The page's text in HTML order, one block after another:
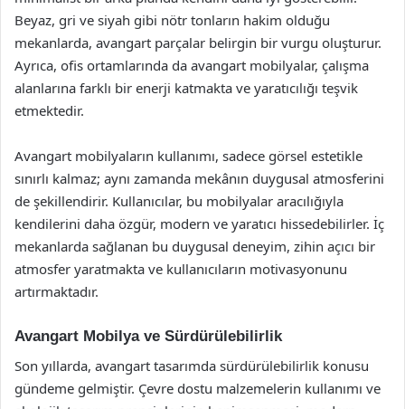
Beyaz, gri ve siyah gibi nötr tonların hakim olduğu
mekanlarda, avangart parçalar belirgin bir vurgu oluşturur.
Ayrıca, ofis ortamlarında da avangart mobilyalar, çalışma
alanlarına farklı bir enerji katmakta ve yaratıcılığı teşvik
etmektedir.
Avangart mobilyaların kullanımı, sadece görsel estetikle
sınırlı kalmaz; aynı zamanda mekânın duygusal atmosferini
de şekillendirir. Kullanıcılar, bu mobilyalar aracılığıyla
kendilerini daha özgür, modern ve yaratıcı hissedebilirler. İç
mekanlarda sağlanan bu duygusal deneyim, zihin açıcı bir
atmosfer yaratmakta ve kullanıcıların motivasyonunu
artırmaktadır.
Avangart Mobilya ve Sürdürülebilirlik
Son yıllarda, avangart tasarımda sürdürülebilirlik konusu
gündeme gelmiştir. Çevre dostu malzemelerin kullanımı ve